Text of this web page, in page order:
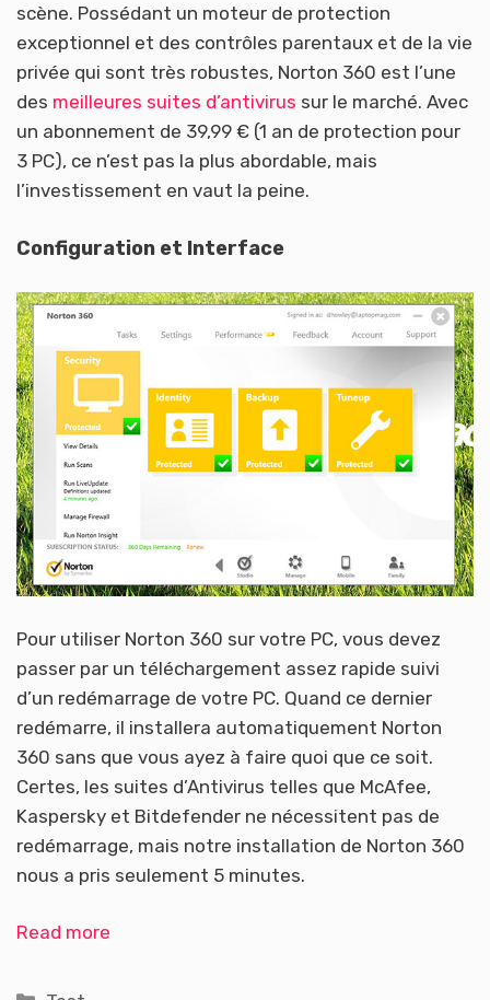
scène. Possédant un moteur de protection
exceptionnel et des contrôles parentaux et de la vie
privée qui sont très robustes, Norton 360 est l’une
des meilleures suites d’antivirus sur le marché. Avec
un abonnement de 39,99 € (1 an de protection pour
3 PC), ce n’est pas la plus abordable, mais
l’investissement en vaut la peine.
Configuration et Interface
Pour utiliser Norton 360 sur votre PC, vous devez
passer par un téléchargement assez rapide suivi
d’un redémarrage de votre PC. Quand ce dernier
redémarre, il installera automatiquement Norton
360 sans que vous ayez à faire quoi que ce soit.
Certes, les suites d’Antivirus telles que McAfee,
Kaspersky et Bitdefender ne nécessitent pas de
redémarrage, mais notre installation de Norton 360
nous a pris seulement 5 minutes.
Read more